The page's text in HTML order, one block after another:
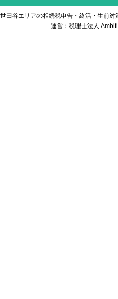
田谷エリアの相続税申告・終活・生前
運営：税理士法人